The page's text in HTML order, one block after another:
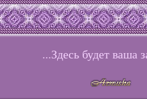
...Здесь будет ваша